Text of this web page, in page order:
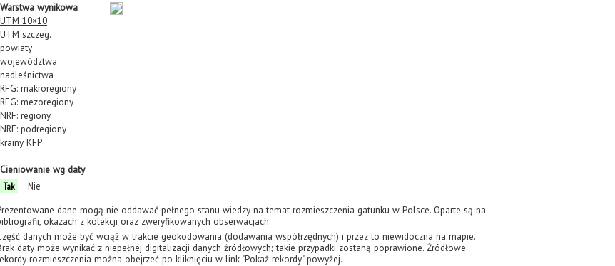
Warstwa wynikowa
UTM 10×10
UTM szczeg.
powiaty
województwa
nadleśnictwa
RFG: makroregiony
RFG: mezoregiony
NRF: regiony
NRF: podregiony
krainy KFP
Cieniowanie wg daty
Tak
Nie
dane mogą nie oddawać pełnego stanu wiedzy na temat rozmieszczenia gatunku w Polsce. Oparte są na
okazach z kolekcji oraz zweryfikowanych obserwacjach.
danych może być wciąż w trakcie geokodowania (dodawania współrzędnych) i przez to niewidoczna na mapie.
daty może wynikać z niepełnej digitalizacji danych źródłowych; takie przypadki zostaną poprawione. Źródłowe
rozmieszczenia można obejrzeć po kliknięciu w link "Pokaż rekordy" powyżej.